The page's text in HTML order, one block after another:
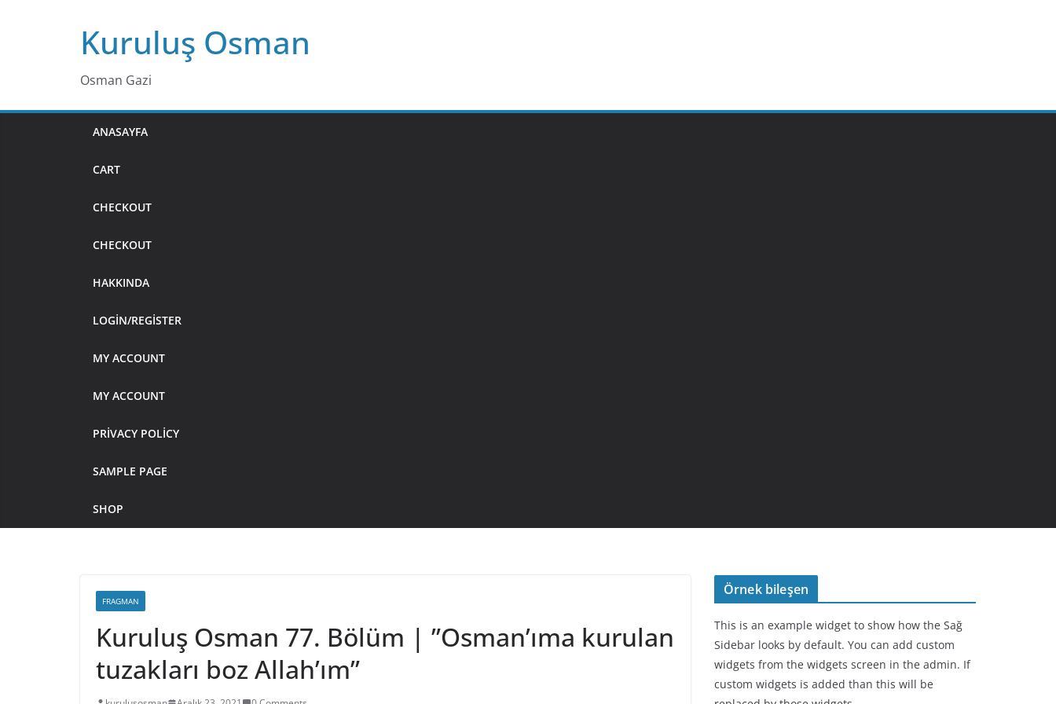
Kuruluş Osman
Osman Gazi
ANASAYFA
CART
CHECKOUT
CHECKOUT
HAKKINDA
LOGIN/REGISTER
MY ACCOUNT
MY ACCOUNT
PRIVACY POLICY
SAMPLE PAGE
SHOP
FRAGMAN
Kuruluş Osman 77. Bölüm | ”Osman’ıma kurulan
tuzakları boz Allah’ım”
Örnek bileşen
This is an example widget to show how the Sağ
Sidebar looks by default. You can add custom
widgets from the widgets screen in the admin. If
custom widgets is added than this will be